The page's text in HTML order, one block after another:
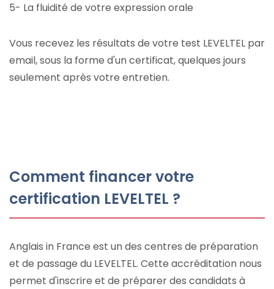
5- La fluidité de votre expression orale
Vous recevez les résultats de votre test LEVELTEL par
email, sous la forme d'un certificat, quelques jours
seulement après votre entretien.
Comment financer votre
certification LEVELTEL ?
Anglais in France est un des centres de préparation
et de passage du LEVELTEL. Cette accréditation nous
permet d'inscrire et de préparer des candidats à